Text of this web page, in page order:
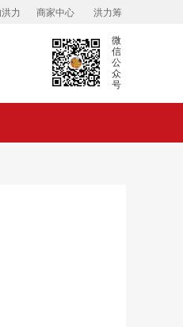
力 商家中心 洪力筹
微
信
公
众
号